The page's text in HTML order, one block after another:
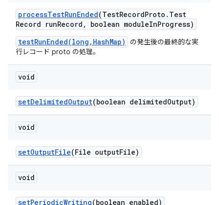
processTestRunEnded(TestRecordProto . Test
Record runRecord , boolean moduleInProgress)
testRunEnded(long,HashMap)
の発生後の最終的な実
行レコード proto の処理。
void
setDelimitedOutput(boolean delimitedOutput)
void
setOutputFile(File outputFile)
void
setPeriodicWriting(boolean enabled)